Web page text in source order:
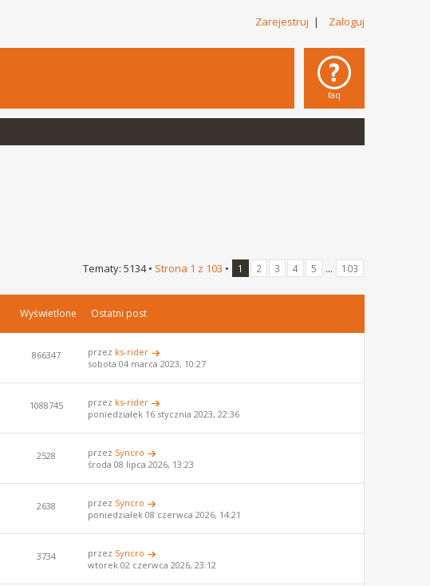
Zarejestruj | Zaloguj
faq
Tematy: 5134 • Strona 1 z 103 • 1 2 3 4 5 ... 103
Wyświetlone Ostatni post
866347 przez ks-rider
sobota 04 marca 2023, 10:27
1088745 przez ks-rider
poniedziałek 16 stycznia 2023, 22:36
2528 przez Syncro
środa 08 lipca 2026, 13:23
2638 przez Syncro
poniedziałek 08 czerwca 2026, 14:21
3734 przez Syncro
wtorek 02 czerwca 2026, 23:12